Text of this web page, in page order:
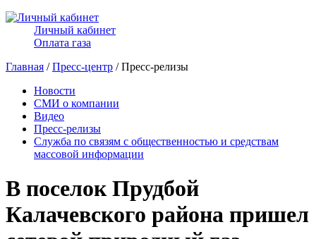
Личный кабинет
Оплата газа
Главная /Пресс-центр / Пресс-релизы
Новости
СМИ о компании
Видео
Пресс-релизы
Служба по связям с общественностью и средствам
массовой информации
В поселок Прудбой
Калачевского района пришел